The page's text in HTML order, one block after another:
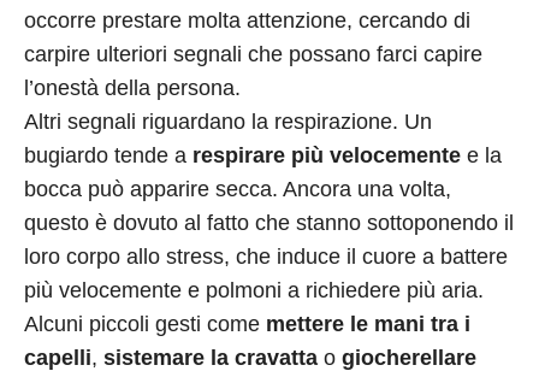
occorre prestare molta attenzione, cercando di
carpire ulteriori segnali che possano farci capire
l’onestà della persona.
Altri segnali riguardano la respirazione. Un
bugiardo tende a respirare più velocemente e la
bocca può apparire secca. Ancora una volta,
questo è dovuto al fatto che stanno sottoponendo il
loro corpo allo stress, che induce il cuore a battere
più velocemente e polmoni a richiedere più aria.
Alcuni piccoli gesti come mettere le mani tra i
capelli, sistemare la cravatta o giocherellare